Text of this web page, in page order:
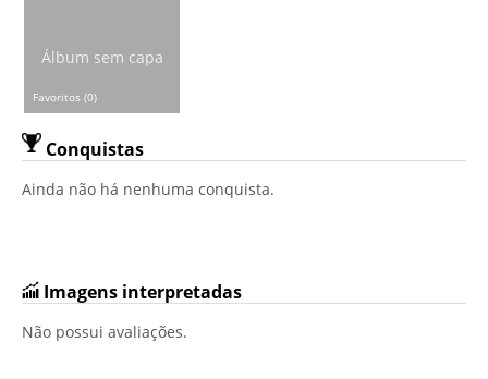
Álbum sem capa
Favoritos (0)
Conquistas
Ainda não há nenhuma conquista.
Imagens interpretadas
Não possui avaliações.